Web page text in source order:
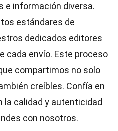
e información diversa.
estándares de
dedicados editores
cada envío. Este proceso
compartimos no solo
creíbles. Confía en
calidad y autenticidad
con nosotros.